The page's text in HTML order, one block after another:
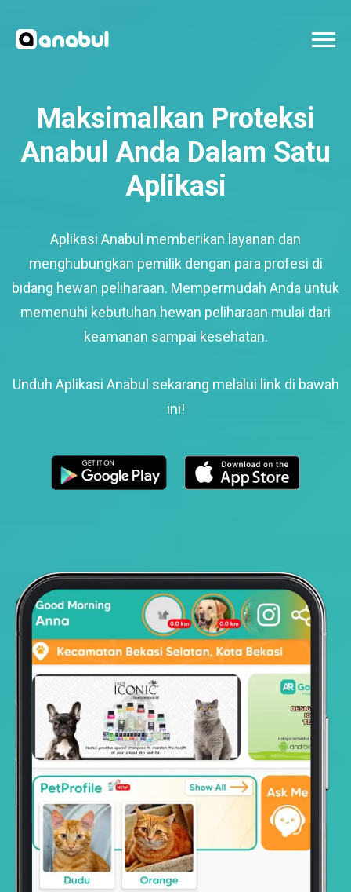
Maksimalkan Proteksi
Anabul Anda Dalam Satu
Aplikasi
Aplikasi Anabul memberikan layanan dan
menghubungkan pemilik dengan para profesi di
bidang hewan peliharaan. Mempermudah Anda untuk
memenuhi kebutuhan hewan peliharaan mulai dari
keamanan sampai kesehatan.
Unduh Aplikasi Anabul sekarang melalui link di bawah
ini!